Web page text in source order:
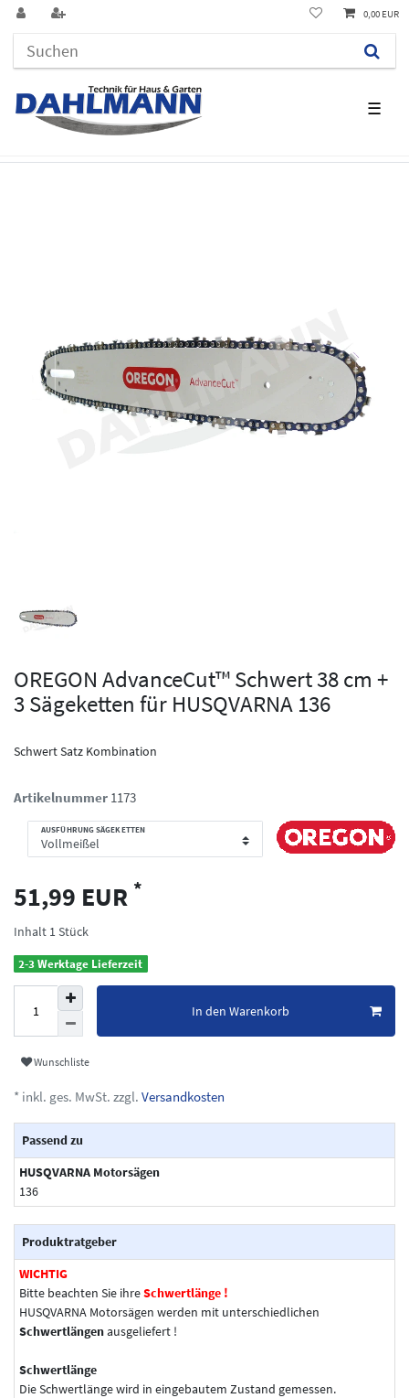
☰
0,00 EUR
OREGON AdvanceCut™ Schwert 38 cm +
3 Sägeketten für HUSQVARNA 136
Schwert Satz Kombination
Artikelnummer 1173
AUSFÜHRUNG SÄGEKETTEN
51,99 EUR *
Inhalt 1Stück
2-3 Werktage Lieferzeit
In den Warenkorb
Wunschliste
* inkl. ges. MwSt. zzgl. Versandkosten
Passend zu
HUSQVARNA Motorsägen
136
Produktratgeber
WICHTIG
Bitte beachten Sie ihreSchwertlänge !
HUSQVARNA Motorsägen werden mit unterschiedlichen
Schwertlängenausgeliefert !
Schwertlänge
Die Schwertlänge wird in eingebautem Zustand gemessen.